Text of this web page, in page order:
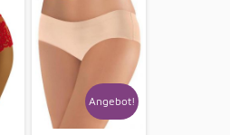
Angebot!